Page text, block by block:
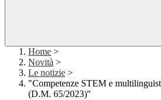
Home >
Novità >
Le notizie >
"Competenze STEM e
(D.M. 65/2023)"